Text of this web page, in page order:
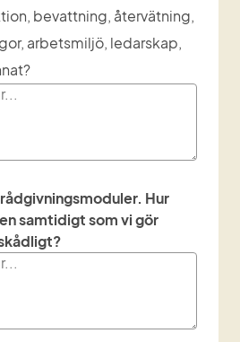
bevattning, återvätning,
arbetsmiljö, ledarskap,
Hur
samtidigt som vi gör